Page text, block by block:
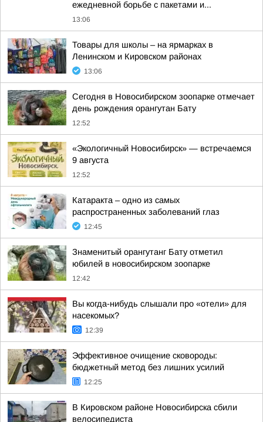
ежедневной борьбе с пакетами и...
13:06
Товары для школы – на ярмарках в
Ленинском и Кировском районах
13:06
Сегодня в Новосибирском зоопарке отмечает
день рождения орангутан Бату
12:52
«Экологичный Новосибирск» — встречаемся
9 августа
12:52
Катаракта – одно из самых
распространенных заболеваний глаз
12:45
Знаменитый орангутанг Бату отметил
юбилей в новосибирском зоопарке
12:42
Вы когда-нибудь слышали про «отели» для
насекомых?
12:39
Эффективное очищение сковороды:
бюджетный метод без лишних усилий
12:25
В Кировском районе Новосибирска сбили
велосипедиста